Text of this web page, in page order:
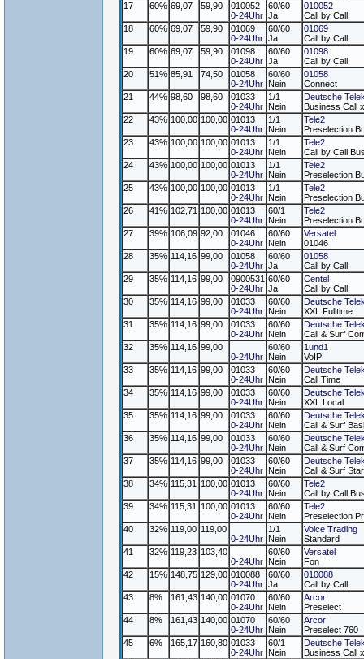
17
60% 69,07 59,90
010052
0-24Uhr
60/60
Ja
010052
Call by Call
18
60% 69,07 59,90
01069
0-24Uhr
60/60
Ja
01069
Call by Call
19
60% 69,07 59,90
01098
0-24Uhr
60/60
Ja
01098
Call by Call
20
51% 85,91 74,50
01058
0-24Uhr
60/60
Nein
01058
Connect
21
44% 98,60 98,60
01033
0-24Uhr
1/1
Nein
Deutsche
Business Call
22
43% 100,00 100,00 01013
0-24Uhr
1/1
Nein
Tele2
Preselection
23
43% 100,00 100,00 01013
0-24Uhr
1/1
Nein
Tele2
Call by Call
24
43% 100,00 100,00 01013
0-24Uhr
1/1
Nein
Tele2
Preselection
25
43% 100,00 100,00 01013
0-24Uhr
1/1
Nein
Tele2
Preselection
26
41% 102,71 100,00 01013
0-24Uhr
60/1
Nein
Tele2
Preselection
27
39% 106,09 92,00
01046
0-24Uhr
60/60
Nein
Versatel
01046
28
35% 114,16 99,00
01058
0-24Uhr
60/60
Ja
01058
Call by Call
29
35% 114,16 99,00
0900531
0-24Uhr
60/60
Ja
Centel
Call by Call
30
35% 114,16 99,00
01033
0-24Uhr
60/60
Nein
Deutsche
XXL Fulltime
31
35% 114,16 99,00
01033
0-24Uhr
60/60
Nein
Deutsche
Call & Surf
32
35% 114,16 99,00
0-24Uhr
60/60
Nein
1und1
VoIP
33
35% 114,16 99,00
01033
0-24Uhr
60/60
Nein
Deutsche
Call Time
34
35% 114,16 99,00
01033
0-24Uhr
60/60
Nein
Deutsche
XXL Local
35
35% 114,16 99,00
01033
0-24Uhr
60/60
Nein
Deutsche
Call & Surf
36
35% 114,16 99,00
01033
0-24Uhr
60/60
Nein
Deutsche
Call & Surf
37
35% 114,16 99,00
01033
0-24Uhr
60/60
Nein
Deutsche
Call & Surf
38
34% 115,31 100,00 01013
0-24Uhr
60/60
Nein
Tele2
Call by Call
39
34% 115,31 100,00 01013
0-24Uhr
60/60
Nein
Tele2
Preselection
40
32% 119,00 119,00
0-24Uhr
1/1
Nein
Voice Trading
Standard
41
32% 119,23 103,40
0-24Uhr
60/60
Nein
Versatel
Fon
42
15% 148,75 129,00 010088
0-24Uhr
60/60
Ja
010088
Call by Call
43
8% 161,43 140,00 01070
0-24Uhr
60/60
Nein
Arcor
Preselect
44
8% 161,43 140,00 01070
0-24Uhr
60/60
Nein
Arcor
Preselect 760
45
6% 165,17 160,80 01033
0-24Uhr
60/1
Nein
Deutsche
Business Call